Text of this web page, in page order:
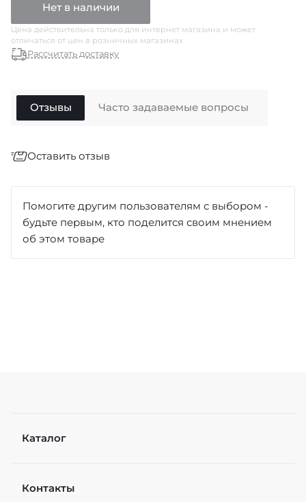
Нет в наличии
Цена действительна только для интернет магазина и может
отличаться от цен в розничных магазинах
Рассчитать доставку
Отзывы
Оставить отзыв
Помогите другим пользователям с выбором -
будьте первым, кто поделится своим мнением
об этом товаре
Часто задаваемые вопросы
Каталог
Контакты